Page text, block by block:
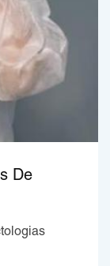
De